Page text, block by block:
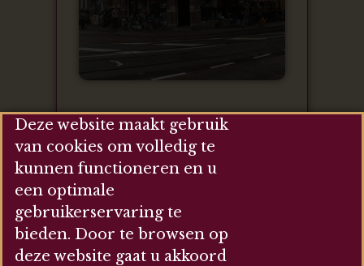
Op de gevel aan de Prinsengracht
zijde zit een ooievaar en een
prachtig tegelwerk. Het beeld twee
groepen mensen uit. De ene groep
is schamel gekleed loopt
ongelukkig naar beneden een
donker gat in. Bij deze groep staat
Deze website maakt gebruik
van cookies om volledig te
kunnen functioneren en u
een optimale
gebruikerservaring te
bieden. Door te browsen op
deze website gaat u akkoord